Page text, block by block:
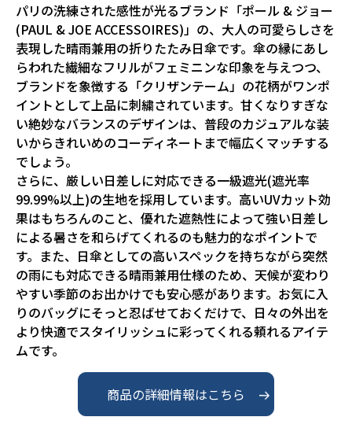
パリの洗練された感性が光るブランド「ポール & ジョー
(PAUL & JOE ACCESSOIRES)」の、大人の可愛らしさを
表現した晴雨兼用の折りたたみ日傘です。傘の縁にあし
らわれた繊細なフリルがフェミニンな印象を与えつつ、
ブランドを象徴する「クリザンテーム」の花柄がワンポ
イントとして上品に刺繍されています。甘くなりすぎな
い絶妙なバランスのデザインは、普段のカジュアルな装
いからきれいめのコーディネートまで幅広くマッチする
でしょう。
さらに、厳しい日差しに対応できる一級遮光(遮光率
99.99%以上)の生地を採用しています。高いUVカット効
果はもちろんのこと、優れた遮熱性によって強い日差し
による暑さを和らげてくれるのも魅力的なポイントで
す。また、日傘としての高いスペックを持ちながら突然
の雨にも対応できる晴雨兼用仕様のため、天候が変わり
やすい季節のお出かけでも安心感があります。お気に入
りのバッグにそっと忍ばせておくだけで、日々の外出を
より快適でスタイリッシュに彩ってくれる頼れるアイテ
ムです。
商品の詳細情報はこちら